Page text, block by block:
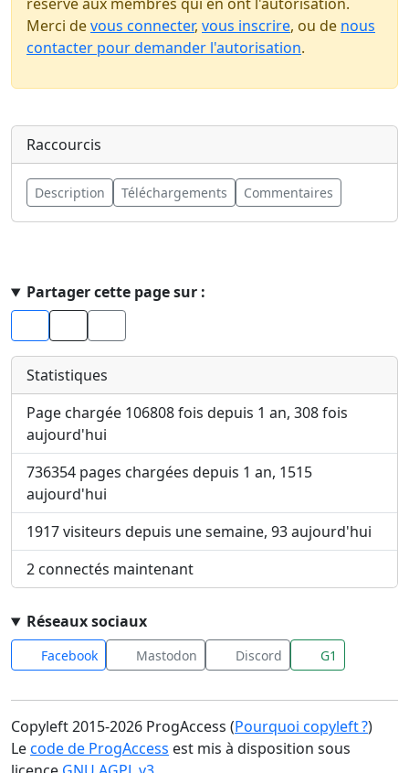
Raccourcis
Description Téléchargements Commentaires
Merci devous connecter, vous inscrire, ou de nous
contacter pour demander l'autorisation.
Partager cette page sur :
Facebook
Statistiques
Page chargée 106808 fois depuis 1 an, 308 fois
aujourd'hui
736354 pages chargées depuis 1 an, 1515
aujourd'hui
1917 visiteurs depuis une semaine, 93 aujourd'hui
2 connectés maintenant
Réseaux sociaux
Facebook Mastodon Discord G1
Copyleft 2015-2026 ProgAccess (Pourquoi copyleft ?)
Lecode de ProgAccess est mis à disposition sous